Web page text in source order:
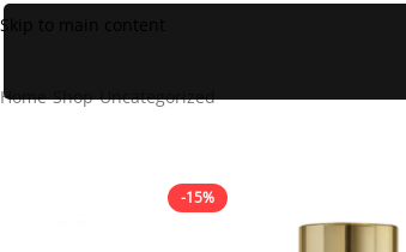
Skip to main content
Home Shop Uncategorized Acondicionador De
-15%